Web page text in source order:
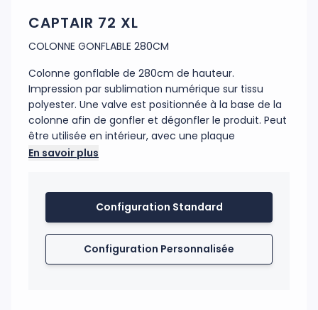
CAPTAIR 72 XL
COLONNE GONFLABLE 280CM
Colonne gonflable de 280cm de hauteur.
Impression par sublimation numérique sur tissu
polyester. Une valve est positionnée à la base de la
colonne afin de gonfler et dégonfler le produit. Peut
être utilisée en intérieur, avec une plaque
métallique ronde et en extérieur avec un coussin
Code douanier : 39269097
Fabrication : Chine
En savoir plus
Configuration Standard
Configuration Personnalisée